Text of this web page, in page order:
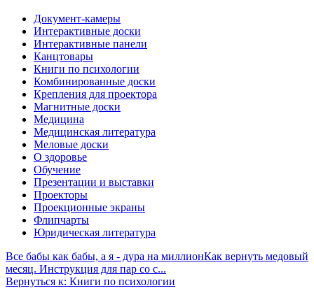
Документ-камеры
Интерактивные доски
Интерактивные панели
Канцтовары
Книги по психологии
Комбинированные доски
Крепления для проектора
Магнитные доски
Медицина
Медицинская литература
Меловые доски
О здоровье
Обучение
Презентации и выставки
Проекторы
Проекционные экраны
Флипчарты
Юридическая литература
Все бабы как бабы, а я - дура на миллионКак вернуть медовый
месяц. Инструкция для пар со с...
Вернуться к: Книги по психологии